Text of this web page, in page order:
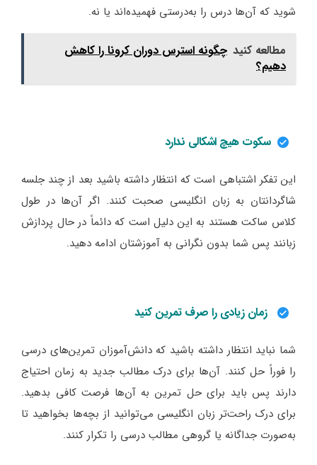
شوید که آن‌ها درس را به‌درستی فهمیده‌اند یا نه.
مطالعه کنید چگونه استرس دوران کرونا را کاهش
دهیم؟
سکوت هیچ اشکالی ندارد
این تفکر اشتباهی است که انتظار داشته باشید بعد از چند جلسه
شاگردانتان به زبان انگلیسی صحبت کنند. اگر آن‌ها در طول
کلاس ساکت هستند به این دلیل است که دائماً در حال پردازش
زبانند پس شما بدون نگرانی به آموزشتان ادامه دهید.
زمان زیادی را صرف تمرین کنید
شما نباید انتظار داشته باشید که دانش‌آموزان تمرین‌های درسی
را فوراً حل کنند. آن‌ها برای درک مطالب جدید به زمان احتیاج
دارند پس باید برای حل تمرین به آن‌ها فرصت کافی بدهید.
برای درک راحت‌تر زبان انگلیسی می‌توانید از بچه‌ها بخواهید تا
به‌صورت جداگانه یا گروهی مطالب درسی را تکرار کنند.